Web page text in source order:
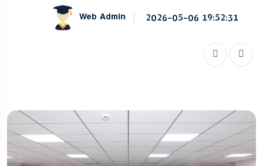
Web Admin 2026-05-06 19:52:31